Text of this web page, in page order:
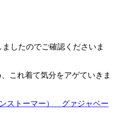
したのでご確認くださいま
これ着て気分をアゲていきま
ストーマー） グァジャベー